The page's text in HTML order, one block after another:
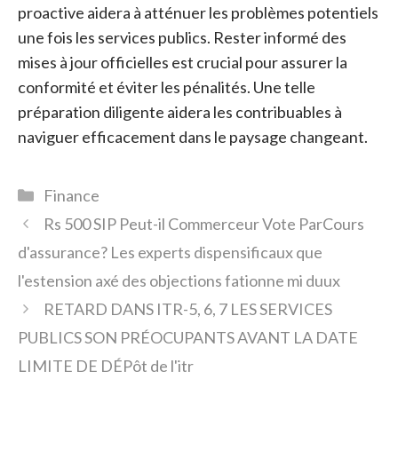
proactive aidera à atténuer les problèmes potentiels
une fois les services publics. Rester informé des
mises à jour officielles est crucial pour assurer la
conformité et éviter les pénalités. Une telle
préparation diligente aidera les contribuables à
naviguer efficacement dans le paysage changeant.
Catégories
Finance
Rs 500 SIP Peut-il Commerceur Vote ParCours
d'assurance? Les experts dispensificaux que
l'estension axé des objections fationne mi duux
RETARD DANS ITR-5, 6, 7 LES SERVICES
PUBLICS SON PRÉOCUPANTS AVANT LA DATE
LIMITE DE DÉPôt de l'itr